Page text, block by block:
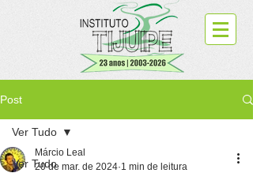
Post
Ver Tudo
Ver Tudo
Márcio Leal
20 de mar. de 2024 1 min de leitura